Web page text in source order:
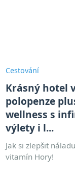
Cestování
Krásný hotel
polopenze
wellness s
výlety i l...
Jak si zlepšit
vitamín Hory!